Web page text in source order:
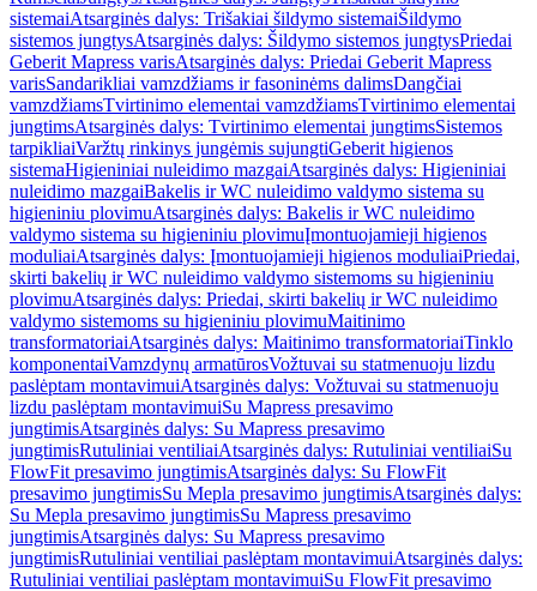
sistemaiAtsarginės dalys: Trišakiai šildymo sistemaiŠildymo
sistemos jungtysAtsarginės dalys: Šildymo sistemos jungtysPriedai
Geberit Mapress varisAtsarginės dalys: Priedai Geberit Mapress
varisSandarikliai vamzdžiams ir fasoninėms dalimsDangčiai
vamzdžiamsTvirtinimo elementai vamzdžiamsTvirtinimo elementai
jungtimsAtsarginės dalys: Tvirtinimo elementai jungtimsSistemos
tarpikliaiVaržtų rinkinys jungėmis sujungtiGeberit higienos
sistemaHigieniniai nuleidimo mazgaiAtsarginės dalys: Higieniniai
nuleidimo mazgaiBakelis ir WC nuleidimo valdymo sistema su
higieniniu plovimuAtsarginės dalys: Bakelis ir WC nuleidimo
valdymo sistema su higieniniu plovimuĮmontuojamieji higienos
moduliaiAtsarginės dalys: Įmontuojamieji higienos moduliaiPriedai,
skirti bakelių ir WC nuleidimo valdymo sistemoms su higieniniu
plovimuAtsarginės dalys: Priedai, skirti bakelių ir WC nuleidimo
valdymo sistemoms su higieniniu plovimuMaitinimo
transformatoriaiAtsarginės dalys: Maitinimo transformatoriaiTinklo
komponentaiVamzdynų armatūrosVožtuvai su statmenuoju lizdu
paslėptam montavimuiAtsarginės dalys: Vožtuvai su statmenuoju
lizdu paslėptam montavimuiSu Mapress presavimo
jungtimisAtsarginės dalys: Su Mapress presavimo
jungtimisRutuliniai ventiliaiAtsarginės dalys: Rutuliniai ventiliaiSu
FlowFit presavimo jungtimisAtsarginės dalys: Su FlowFit
presavimo jungtimisSu Mepla presavimo jungtimisAtsarginės dalys:
Su Mepla presavimo jungtimisSu Mapress presavimo
jungtimisAtsarginės dalys: Su Mapress presavimo
jungtimisRutuliniai ventiliai paslėptam montavimuiAtsarginės dalys:
Rutuliniai ventiliai paslėptam montavimuiSu FlowFit presavimo